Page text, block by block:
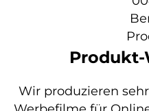
Wir produzieren